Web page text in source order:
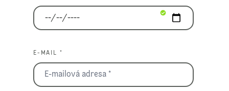
E-MAIL *